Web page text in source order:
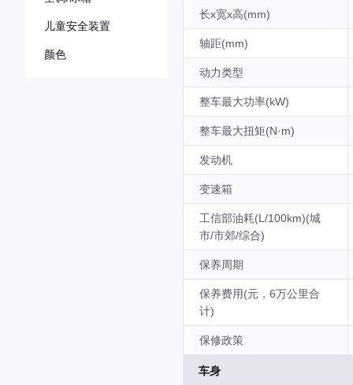
儿童安全装置
颜色
长x宽x高(mm)
轴距(mm)
动力类型
整车最大功率(kW)
整车最大扭矩(N·m)
发动机
变速箱
工信部油耗(L/100km)(城
市/市郊/综合)
保养周期
保养费用(元，6万公里合
计)
保修政策
车身